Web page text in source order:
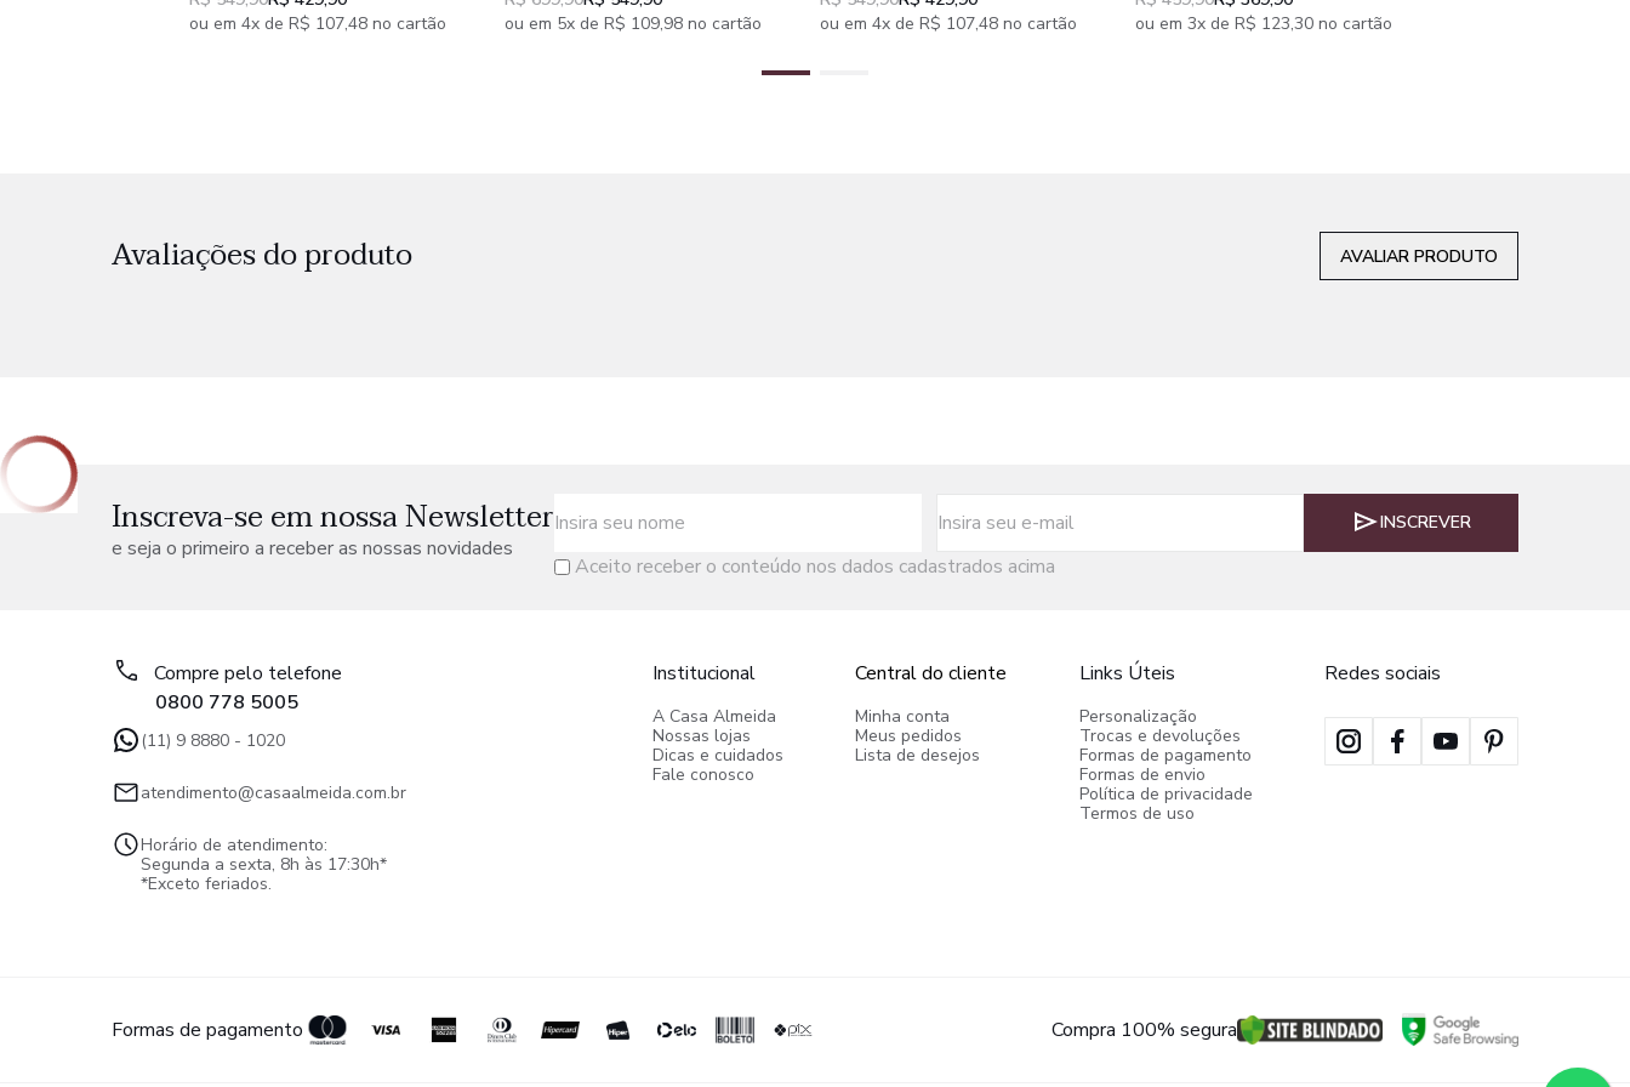
peças
ou em 4x de R$ 107,48 no cartão
peças
ou em 5x de R$ 109,98 no cartão
4 peças
ou em 4x de R$ 107,48 no cartão
ou em 3x de R$ 123,30 no cartão
Avaliações do produto AVALIAR PRODUTO
Inscreva-se em nossa Newsletter
e seja o primeiro a receber as nossas novidades
Aceito receber o conteúdo nos dados cadastrados acima
INSCREVER
Compre pelo telefone
0800 778 5005
(11) 9 8880 - 1020
atendimento@casaalmeida.com.br
Horário de atendimento:
Segunda a sexta, 8h às 17:30h*
*Exceto feriados.
Institucional
A Casa Almeida
Nossas lojas
Dicas e cuidados
Fale conosco
Central do cliente
Minha conta
Meus pedidos
Lista de desejos
Links Úteis
Personalização
Trocas e devoluções
Formas de pagamento
Formas de envio
Política de privacidade
Termos de uso
Redes sociais
Formas de pagamento Compra 100% segura